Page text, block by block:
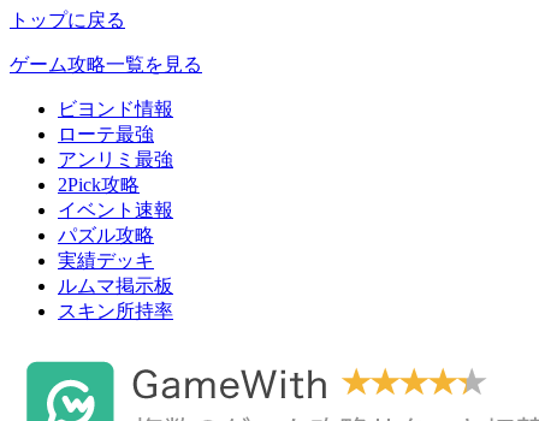
トップに戻る
ゲーム攻略一覧を見る
ビヨンド情報
ローテ最強
アンリミ最強
2Pick攻略
イベント速報
パズル攻略
実績デッキ
ルムマ掲示板
スキン所持率